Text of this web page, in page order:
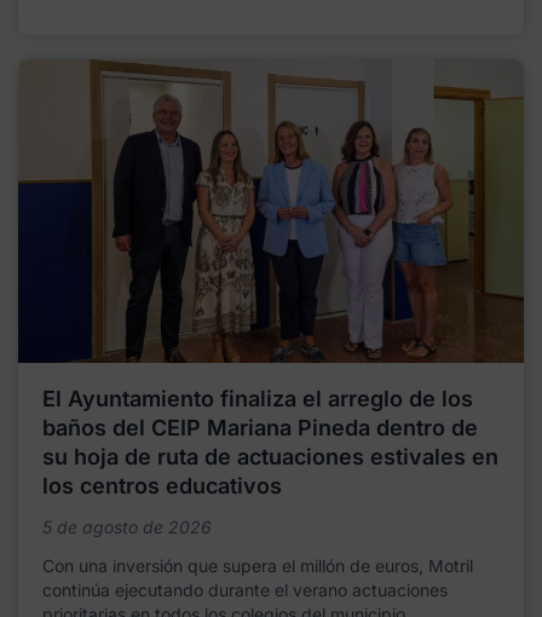
El Ayuntamiento finaliza el arreglo de los
baños del CEIP Mariana Pineda dentro de
su hoja de ruta de actuaciones estivales en
los centros educativos
5 de agosto de 2026
Con una inversión que supera el millón de euros, Motril
continúa ejecutando durante el verano actuaciones